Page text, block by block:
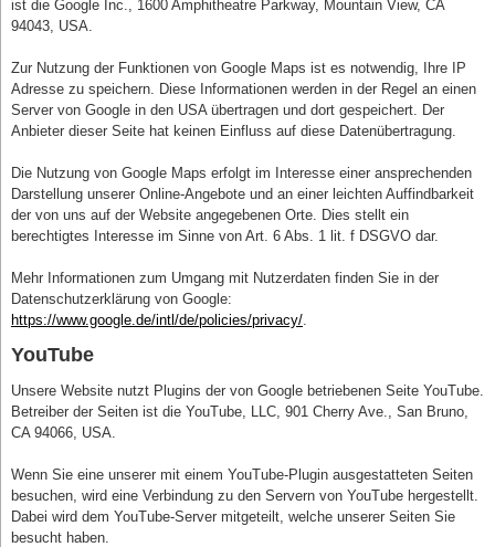
ist die Google Inc., 1600 Amphitheatre Parkway, Mountain View, CA
94043, USA.
Zur Nutzung der Funktionen von Google Maps ist es notwendig, Ihre IP
Adresse zu speichern. Diese Informationen werden in der Regel an einen
Server von Google in den USA übertragen und dort gespeichert. Der
Anbieter dieser Seite hat keinen Einfluss auf diese Datenübertragung.
Die Nutzung von Google Maps erfolgt im Interesse einer ansprechenden
Darstellung unserer Online-Angebote und an einer leichten Auffindbarkeit
der von uns auf der Website angegebenen Orte. Dies stellt ein
berechtigtes Interesse im Sinne von Art. 6 Abs. 1 lit. f DSGVO dar.
Mehr Informationen zum Umgang mit Nutzerdaten finden Sie in der
Datenschutzerklärung von Google:
https://www.google.de/intl/de/policies/privacy/.
YouTube
Unsere Website nutzt Plugins der von Google betriebenen Seite YouTube.
Betreiber der Seiten ist die YouTube, LLC, 901 Cherry Ave., San Bruno,
CA 94066, USA.
Wenn Sie eine unserer mit einem YouTube-Plugin ausgestatteten Seiten
besuchen, wird eine Verbindung zu den Servern von YouTube hergestellt.
Dabei wird dem YouTube-Server mitgeteilt, welche unserer Seiten Sie
besucht haben.